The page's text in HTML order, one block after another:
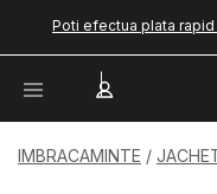
Poti efectua plata
IMBRACAMINTE